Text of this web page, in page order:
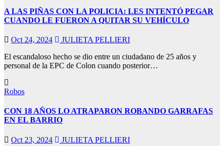
A LAS PIÑAS CON LA POLICIA: LES INTENTÓ PEGAR
CUANDO LE FUERON A QUITAR SU VEHÍCULO
Oct 24, 2024
JULIETA PELLIERI
El escandaloso hecho se dio entre un ciudadano de 25 años y
personal de la EPC de Colon cuando posterior…
Robos
CON 18 AÑOS LO ATRAPARON ROBANDO GARRAFAS
EN EL BARRIO
Oct 23, 2024
JULIETA PELLIERI